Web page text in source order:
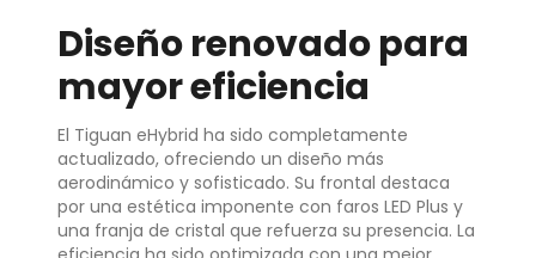
Diseño renovado para
mayor eficiencia
El Tiguan eHybrid ha sido completamente
actualizado, ofreciendo un diseño más
aerodinámico y sofisticado. Su frontal destaca
por una estética imponente con faros LED Plus y
una franja de cristal que refuerza su presencia. La